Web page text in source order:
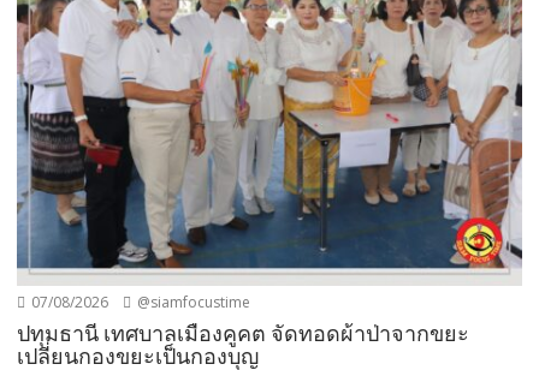
07/08/2026 @siamfocustime
ปทุมธานี เทศบาลเมืองคูคต จัดทอดผ้าป่าจากขยะ
เปลี่ยนกองขยะเป็นกองบุญ